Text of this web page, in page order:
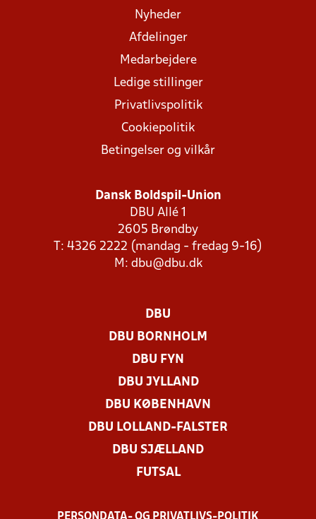
Nyheder
Afdelinger
Medarbejdere
Ledige stillinger
Privatlivspolitik
Cookiepolitik
Betingelser og vilkår
Dansk Boldspil-Union
DBU Allé 1
2605 Brøndby
T: 4326 2222 (mandag - fredag 9-16)
M: dbu@dbu.dk
DBU
DBU BORNHOLM
DBU FYN
DBU JYLLAND
DBU KØBENHAVN
DBU LOLLAND-FALSTER
DBU SJÆLLAND
FUTSAL